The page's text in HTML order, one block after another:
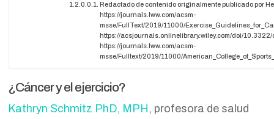
Redactado de contenido originalmente publicado por
https://journals.lww.com/acsm-
msse/FullText/2019/11000/
https://acsjournals.onlinelibrary.wiley.com/doi/
https://journals.lww.com/acsm-
msse/Fulltext/2019/11000/
¿Cáncer y el ejercicio?
Kathryn Schmitz PhD, MPH , profesora de salud